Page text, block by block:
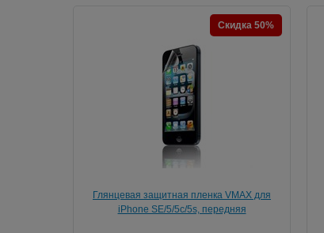
Глянцевая защитная пленка VMAX для
iPhone SE/5/5c/5s, передняя
Скидка 50%